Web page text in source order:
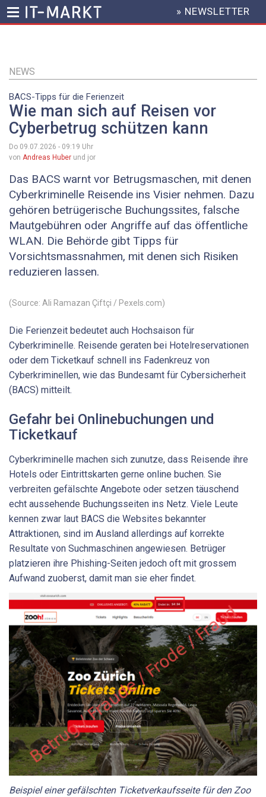
Inhalt
HEADER
MENU
» NEWSLETTER
NEWS
BACS-Tipps für die Ferienzeit
Wie man sich auf Reisen vor
Cyberbetrug schützen kann
Do 09.07.2026 - 09:19 Uhr
von Andreas Huber und jor
Das BACS warnt vor Betrugsmaschen, mit denen
Cyberkriminelle Reisende ins Visier nehmen. Dazu
gehören betrügerische Buchungssites, falsche
Mautgebühren oder Angriffe auf das öffentliche
WLAN. Die Behörde gibt Tipps für
Vorsichtsmassnahmen, mit denen sich Risiken
reduzieren lassen.
(Source: Ali Ramazan Çiftçi / Pexels.com)
Die Ferienzeit bedeutet auch Hochsaison für
Cyberkriminelle. Reisende geraten bei Hotelreservationen
oder dem Ticketkauf schnell ins Fadenkreuz von
Cyberkriminellen, wie das Bundesamt für Cybersicherheit
(BACS) mitteilt.
Gefahr bei Onlinebuchungen und
Ticketkauf
Cyberkriminelle machen sich zunutze, dass Reisende ihre
Hotels oder Eintrittskarten gerne online buchen. Sie
verbreiten gefälschte Angebote oder setzen täuschend
echt aussehende Buchungsseiten ins Netz. Viele Leute
kennen zwar laut BACS die Websites bekannter
Attraktionen, sind im Ausland allerdings auf korrekte
Resultate von Suchmaschinen angewiesen. Betrüger
platzieren ihre Phishing-Seiten jedoch oft mit grossem
Aufwand zuoberst, damit man sie eher findet.
Beispiel einer gefälschten Ticketverkaufsseite für den Zoo